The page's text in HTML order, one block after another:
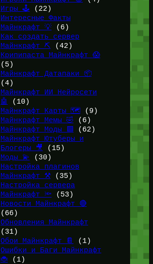
Игры 🕹️ (22)
Интересные Факты
Майнкрафт 💡(6)
Как создать сервер
Майнкрафт ⛏️ (42)
Крипипаста Майнкрафт 😱
(5)
Майнкрафт Датапаки 📦
(4)
Майнкрафт ИИ Нейросети
🤖
(10)
Майнкрафт Карты 🗺️ (9)
Майнкрафт Мемы 🤣 (6)
Майнкрафт Моды 🟩
(62)
Майнкрафт Ютуберы и
Блогеры 🎥
(15)
Моды 💫
(30)
Настройка плагинов
Майнкрафт ⚒️(35)
Настройка сервера
Майнкрафт 🔦 (53)
Новости Майнкрафт 🔴
(66)
Обновления Майнкрафт
(31)
Обои Майнкрафт 📔
(1)
Ошибки и Баги Майнкрафт
🐞(1)